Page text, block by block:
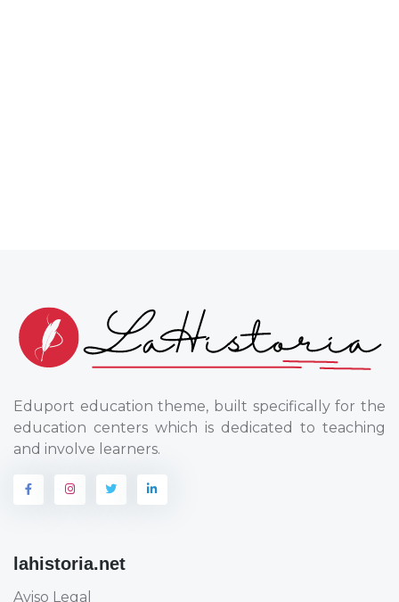
Eduport education theme, built specifically for the
education centers which is dedicated to teaching
and involve learners.
lahistoria.net
Aviso Legal